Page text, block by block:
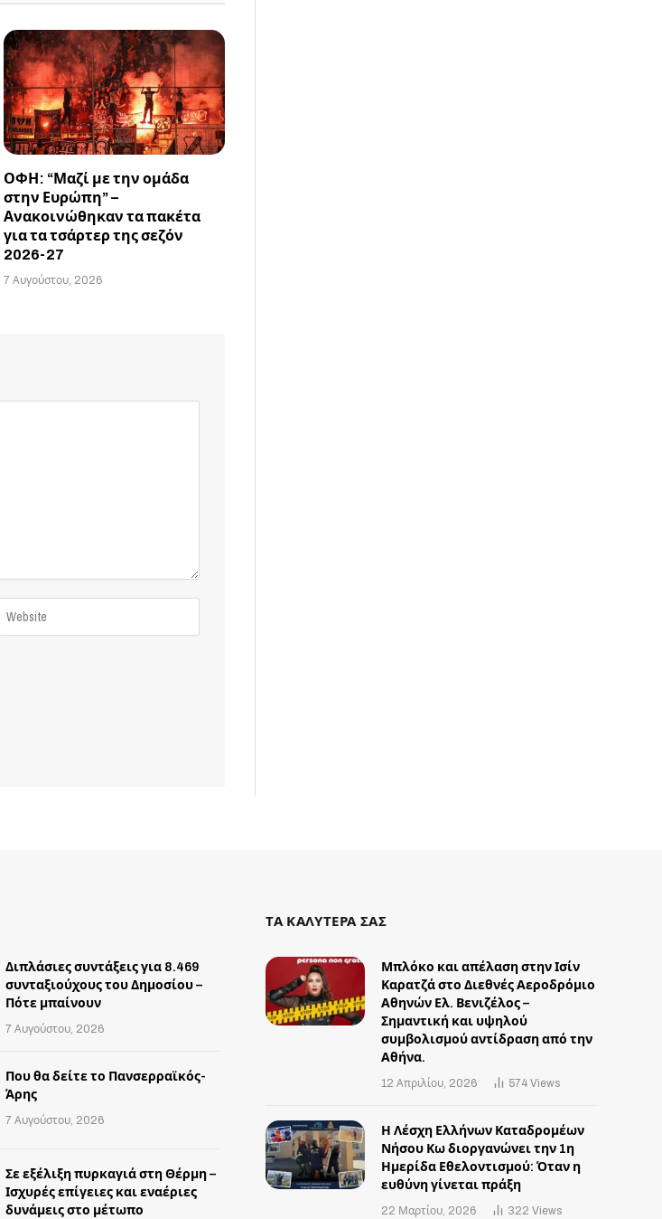
ΟΦΗ: “Μαζί με την ομάδα
στην Ευρώπη” –
Ανακοινώθηκαν τα πακέτα
για τα τσάρτερ της σεζόν
2026-27
7 Αυγούστου, 2026
Διπλάσιες συντάξεις για 8.469
συνταξιούχους του Δημοσίου –
Πότε μπαίνουν
7 Αυγούστου, 2026
Που θα δείτε το Πανσερραϊκός-
Άρης
7 Αυγούστου, 2026
Σε εξέλιξη πυρκαγιά στη Θέρμη –
Ισχυρές επίγειες και εναέριες
δυνάμεις στο μέτωπο
ΤΑ ΚΑΛΥΤΕΡΑ ΣΑΣ
Μπλόκο και απέλαση στην Ισίν
Καρατζά στο Διεθνές Αεροδρόμιο
Αθηνών Ελ. Βενιζέλος –
Σημαντική και υψηλού
συμβολισμού αντίδραση από την
Αθήνα.
12 Απριλίου, 2026 574Views
Η Λέσχη Ελλήνων Καταδρομέων
Νήσου Κω διοργανώνει την 1η
Ημερίδα Εθελοντισμού: Όταν η
ευθύνη γίνεται πράξη
22 Μαρτίου, 2026 322Views